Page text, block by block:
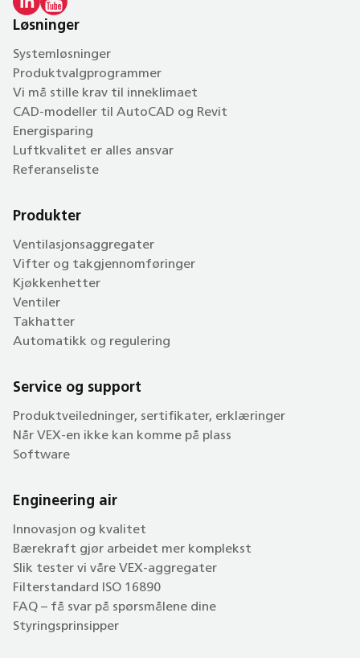
Løsninger
Systemløsninger
Produktvalgprogrammer
Vi må stille krav til inneklimaet
CAD-modeller til AutoCAD og Revit
Energisparing
Luftkvalitet er alles ansvar
Referanseliste
Produkter
Ventilasjonsaggregater
Vifter og takgjennomføringer
Kjøkkenhetter
Ventiler
Takhatter
Automatikk og regulering
Service og support
Produktveiledninger, sertifikater, erklæringer
Når VEX-en ikke kan komme på plass
Software
Engineering air
Innovasjon og kvalitet
Bærekraft gjør arbeidet mer komplekst
Slik tester vi våre VEX-aggregater
Filterstandard ISO 16890
FAQ – få svar på spørsmålene dine
Styringsprinsipper